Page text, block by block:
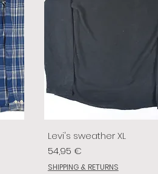
Levi's sweather XL
Prix
54,95 €
SHIPPING & RETURNS